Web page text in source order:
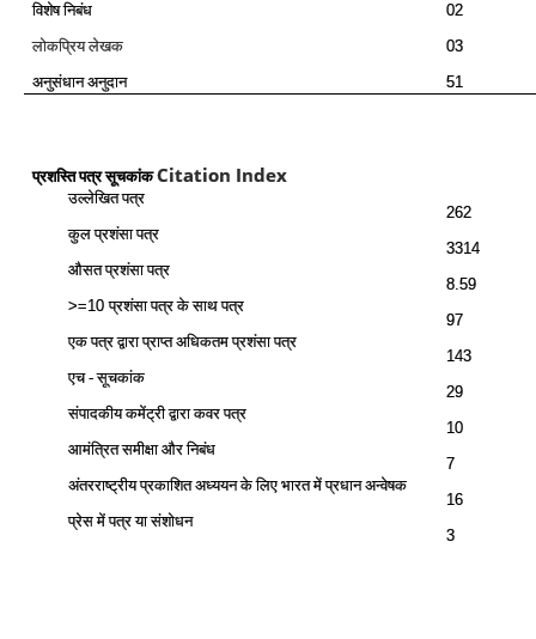
विशेष निबंध 02
लोकप्रिय लेखक 03
अनुसंधान अनुदान 51
प्रशस्ति पत्र सूचकांकCitation Index
उल्लेखित पत्र
262
कुल प्रशंसा पत्र
3314
औसत प्रशंसा पत्र
8.59
>=10प्रशंसा पत्र के साथ पत्र
97
एक पत्र द्वारा प्राप्त अधिकतम प्रशंसा पत्र
143
एच - सूचकांक
29
संपादकीय कमेंट्री द्वारा कवर पत्र
10
आमंत्रित समीक्षा और निबंध
7
अंतरराष्ट्रीय प्रकाशित अध्ययन के लिए भारत में प्रधान अन्वेषक
16
प्रेस में पत्र या संशोधन
3